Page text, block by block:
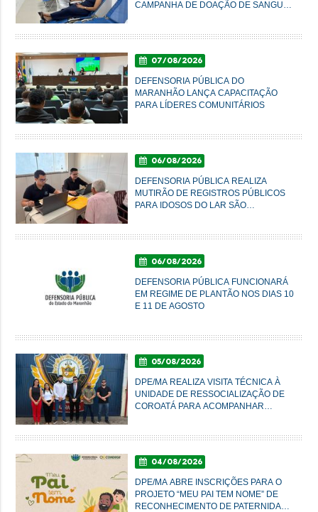
CAMPANHA DE DOAÇÃO DE SANGUE
07/08/2026
DEFENSORIA PÚBLICA DO
MARANHÃO LANÇA CAPACITAÇÃO
PARA LÍDERES COMUNITÁRIOS
06/08/2026
DEFENSORIA PÚBLICA REALIZA
MUTIRÃO DE REGISTROS PÚBLICOS
PARA IDOSOS DO LAR SÃO
06/08/2026
DEFENSORIA PÚBLICA FUNCIONARÁ
EM REGIME DE PLANTÃO NOS DIAS 10
E 11 DE AGOSTO
05/08/2026
DPE/MA REALIZA VISITA TÉCNICA À
UNIDADE DE RESSOCIALIZAÇÃO DE
COROATÁ PARA ACOMPANHAR
04/08/2026
DPE/MA ABRE INSCRIÇÕES PARA O
PROJETO “MEU PAI TEM NOME” DE
RECONHECIMENTO DE PATERNIDADE